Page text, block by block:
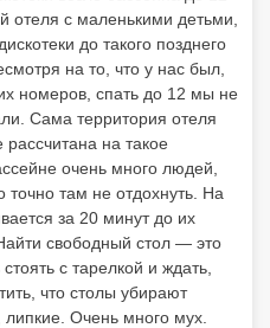
отеля с маленькими детьми,
до такого позднего
на то, что у нас был,
номеров, спать до 12 мы не
Сама территория отеля
на такое
очень много людей,
там не отдохнуть. На
за 20 минут до их
свободный стол — это
с тарелкой и ждать,
что столы убирают
липкие. Очень много мух.